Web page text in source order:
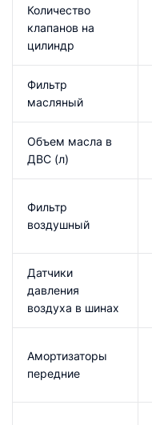
Количество
клапанов на
цилиндр
Фильтр
масляный
Объем масла в
ДВС (л)
Фильтр
воздушный
Датчики
давления
воздуха в шинах
Амортизаторы
передние